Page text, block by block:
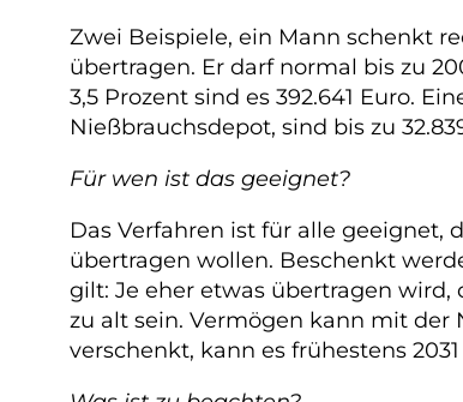
Zwei Beispiele, ein Mann schenkt
übertragen. Er darf normal bis zu
3,5 Prozent sind es 392.641 Euro.
Nießbrauchsdepot, sind bis zu
Für wen ist das geeignet?
Das Verfahren ist für alle
übertragen wollen. Beschenkt
gilt: Je eher etwas übertragen
zu alt sein. Vermögen kann mit der
verschenkt, kann es frühestens